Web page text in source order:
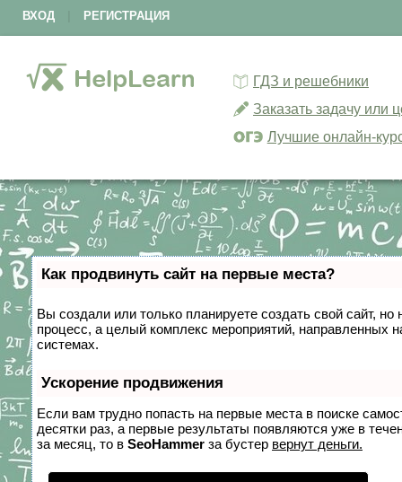
ВХОД РЕГИСТРАЦИЯ
ГДЗ и решебники
Заказать задачу или
Лучшие онлайн-
Как продвинуть сайт на первые места?
Вы создали или только планируете создать свой сайт,
процесс, а целый комплекс мероприятий, направленных
системах.
Ускорение продвижения
Если вам трудно попасть на первые места в поиске
десятки раз, а первые результаты появляются уже в
за месяц, то в SeoHammer за бустер вернут деньги.